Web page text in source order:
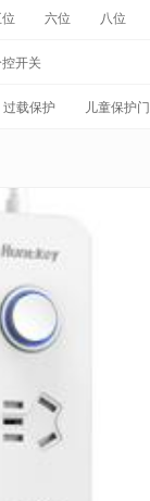
六位 八位
开关
过载保护 儿童保护门